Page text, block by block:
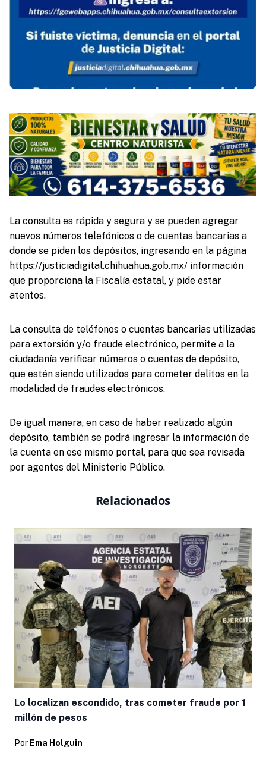
La consulta es rápida y segura y se pueden agregar
nuevos números telefónicos o de cuentas bancarias a
donde se piden los depósitos, ingresando en la página
https://justiciadigital.chihuahua.gob.mx/ información
que proporciona la Fiscalía estatal, y pide estar
atentos.
La consulta de teléfonos o cuentas bancarias utilizadas
para extorsión y/o fraude electrónico, permite a la
ciudadanía verificar números o cuentas de depósito,
que estén siendo utilizados para cometer delitos en la
modalidad de fraudes electrónicos.
De igual manera, en caso de haber realizado algún
depósito, también se podrá ingresar la información de
la cuenta en ese mismo portal, para que sea revisada
por agentes del Ministerio Público.
Relacionados
Lo localizan escondido, tras cometer fraude por 1
millón de pesos
Por Ema Holguin